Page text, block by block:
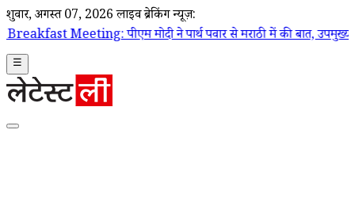
शुक्रवार, अगस्त 07, 2026 लाइव ब्रेकिंग न्यूज़:
पीएम मोदी ने पार्थ पवार से मराठी में की बात, उपमुख्यमंत्री सुनेत्रा पवार
☰